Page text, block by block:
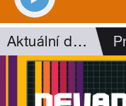
Aktuální dění